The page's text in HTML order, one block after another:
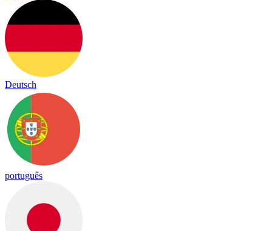
Deutsch
português